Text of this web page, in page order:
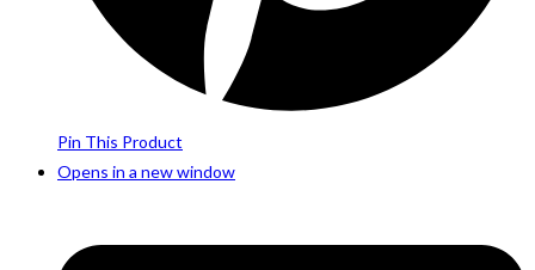
Pin This Product
Opens in a new window